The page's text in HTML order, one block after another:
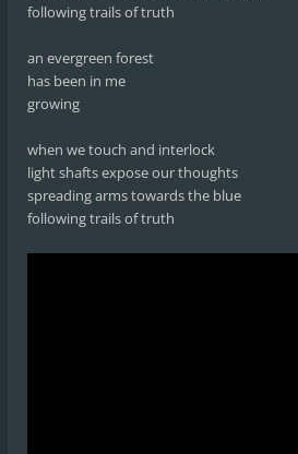
following trails of truth
an evergreen forest
has been in me
growing
when we touch and interlock
light shafts expose our thoughts
spreading arms towards the blue
following trails of truth